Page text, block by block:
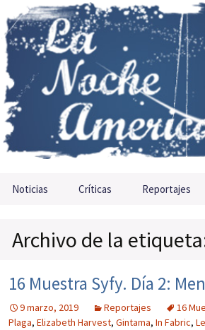
Saltar al contenido
Noticias Críticas Reportajes
Archivo de la
16 Muestra Syfy. Día 2:
9 marzo, 2019 Reportajes 16
Plaga, Elizabeth Harvest, Gintama, In Fabric,